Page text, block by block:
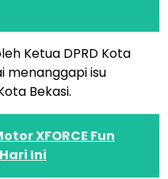
Ketua DPRD Kota
menanggapi isu
Bekasi.
XFORCE Fun
Ini